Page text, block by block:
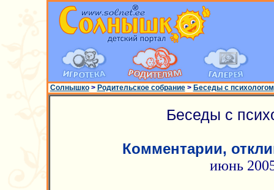
Солнышко> Родительское собрание> Беседы с психологом
Беседы с
Комментарии,
июнь